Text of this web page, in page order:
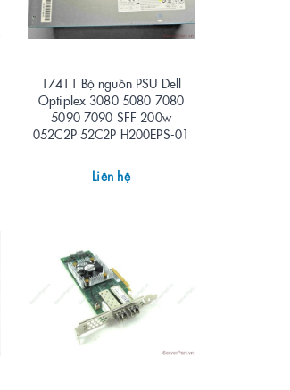
17411 Bộ nguồn PSU Dell
Optiplex 3080 5080 7080
5090 7090 SFF 200w
052C2P 52C2P H200EPS-01
Liên hệ